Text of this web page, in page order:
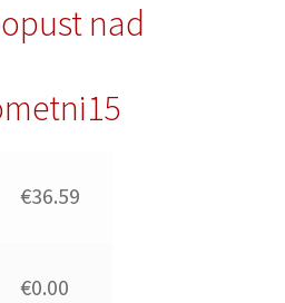
nad
€36.59
€0.00